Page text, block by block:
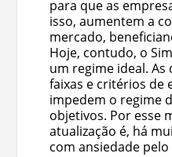
para que as
isso, aumentem a
mercado,
Hoje, contudo, o
um regime ideal. As
faixas e critérios de
impedem o regime
objetivos. Por esse
atualização é, há
com ansiedade